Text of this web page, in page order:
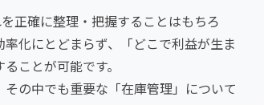
正確に整理・把握することはもちろ
化にとどまらず、「どこで利益が生ま
ことが可能です。
の中でも重要な「在庫管理」について